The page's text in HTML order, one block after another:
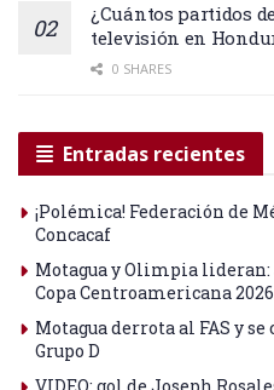
¿Cuántos partidos
televisión en
0 SHARES
Entradas recientes
¡Polémica! Federación de
Concacaf
Motagua y Olimpia
Copa Centroamericana 2026
Motagua derrota al FAS y
Grupo D